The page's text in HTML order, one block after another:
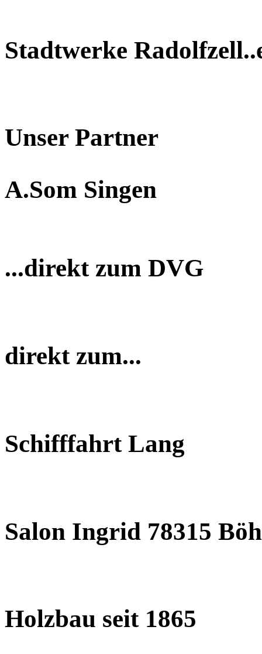
Stadtwerke
Unser Partner
A.Som Singen
...direkt zum DVG
direkt zum...
Schifffahrt Lang
Salon Ingrid 78315
Holzbau seit 1865